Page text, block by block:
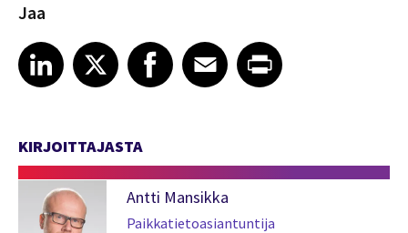
Jaa
Share article on LinkedIn
LinkedIn
Share article on XShare article on Facebook
Facebook
Share article on Email
EmailShare article on Print
KIRJOITTAJASTA
Antti Mansikka
Paikkatietoasiantuntija